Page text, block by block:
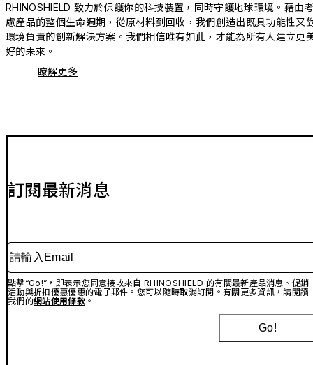
RHINOSHIELD 致力於保護你的科技裝置，同時守護地球環境。藉由
慮產品的整個生命週期，從原材料到回收，我們創造出既具功能性又
環境負責的創新解決方案。我們相信唯有如此，才能為所有人建立更
好的未來。
瞭解更多
訂閱最新消息
請輸入Email
點擊“Go!”，即表示您同意接收來自 RHINOSHIELD 的有關最新產品消息、促銷
活動與折扣優惠優惠的電子郵件。您可以隨時取消訂閱。有關更多資訊，請閱讀
我們的網站使用條款。
Go!